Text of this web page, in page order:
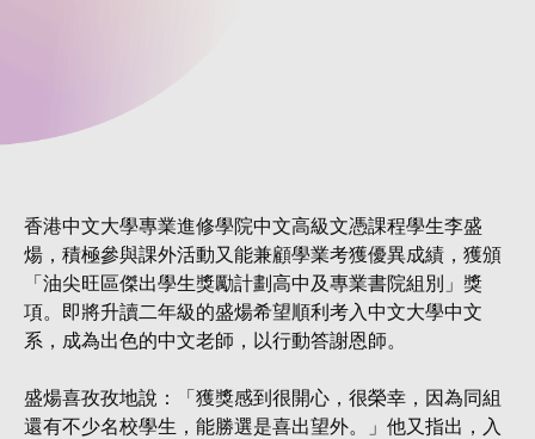
香港中文大學專業進修學院中文高級文憑課程學生李盛
煬，積極參與課外活動又能兼顧學業考獲優異成績，獲頒
「油尖旺區傑出學生獎勵計劃高中及專業書院組別」獎
項。即將升讀二年級的盛煬希望順利考入中文大學中文
系，成為出色的中文老師，以行動答謝恩師。
盛煬喜孜孜地說：「獲獎感到很開心，很榮幸，因為同組
還有不少名校學生，能勝選是喜出望外。」他又指出，入